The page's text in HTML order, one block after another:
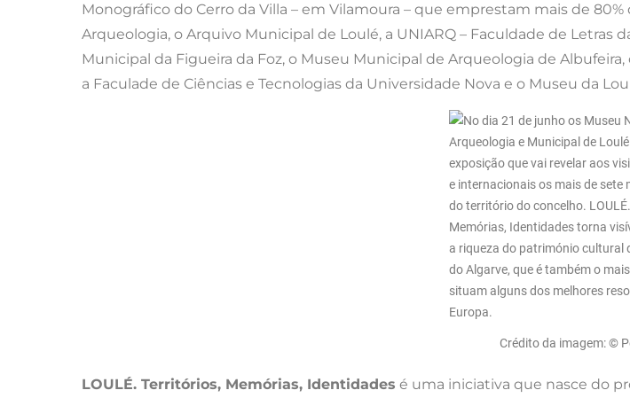
Monográfico do Cerro da Villa – em Vilamoura – que emprestam mais de
Arqueologia, o Arquivo Municipal de Loulé, a UNIARQ – Faculdade de Letras
Municipal da Figueira da Foz, o Museu Municipal de Arqueologia de
a Faculade de Ciências e Tecnologias da Universidade Nova e o Museu da
Crédito da imagem: ©
LOULÉ. Territórios, Memórias, Identidades é uma iniciativa que nasce do